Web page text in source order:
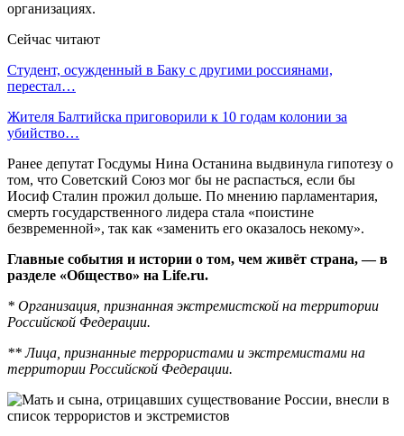
организациях.
Сейчас читают
Студент, осужденный в Баку с другими россиянами,
перестал…
Жителя Балтийска приговорили к 10 годам колонии за
убийство…
Ранее депутат Госдумы Нина Останина выдвинула гипотезу о
том, что Советский Союз мог бы не распасться, если бы
Иосиф Сталин прожил дольше. По мнению парламентария,
смерть государственного лидера стала «поистине
безвременной», так как «заменить его оказалось некому».
Главные события и истории о том, чем живёт страна, — в
разделе «Общество» на Life.ru.
* Организация, признанная экстремистской на территории
Российской Федерации.
** Лица, признанные террористами и экстремистами на
территории Российской Федерации.